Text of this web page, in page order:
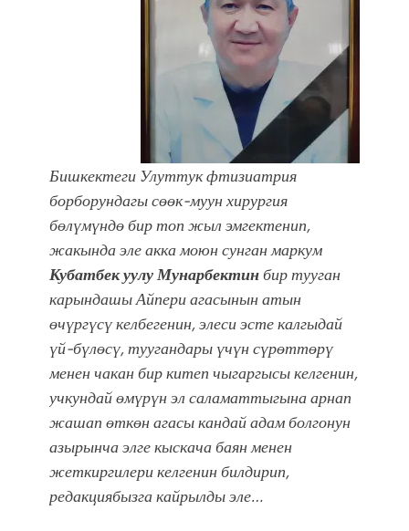
Park'ка 30 миң адам чогулду
БишкектегиУлуттук фтизиатрия
борборундагы сөөк-муун хирургия
бөлүмүндө бир топ жыл эмгектенип,
жакында эле акка моюн сунган маркум
Кубатбек уулу Мунарбектинбир тууган
карындашы Айпери агасынын атын
өчүргүсү келбегенин, элеси эсте калгыдай
үй-бүлөсү, туугандары үчүн сүрөттөрү
менен чакан бир китеп чыгаргысы келгенин,
учкундай өмүрүн эл саламаттыгына арнап
жашап өткөн агасы кандай адам болгонун
азырынча элге кыскача баян менен
жеткиргилери келгенин билдирип,
редакциябызга кайрылды эле…